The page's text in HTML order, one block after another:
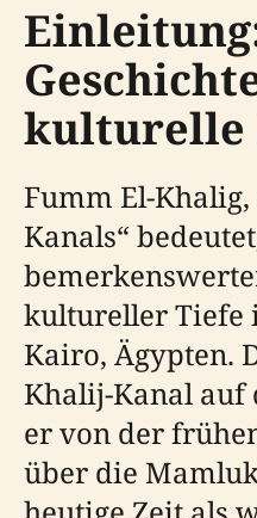
kulturelle
Fumm El-
Kanals“
kultureller Tiefe
Kairo, Ägypten.
Khalij-Kanal auf
er von der
über die